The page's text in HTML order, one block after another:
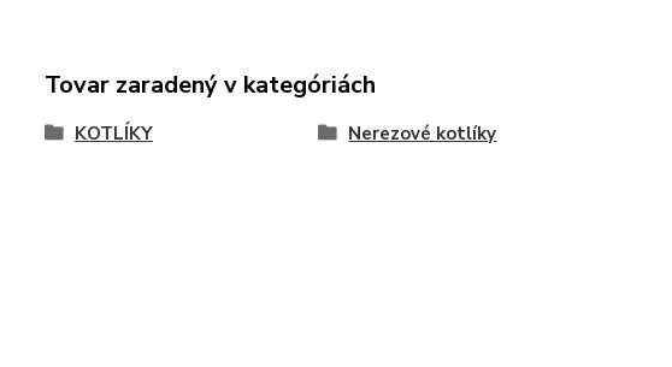
Tovar zaradený v kategóriách
KOTLÍKY Nerezové kotlíky